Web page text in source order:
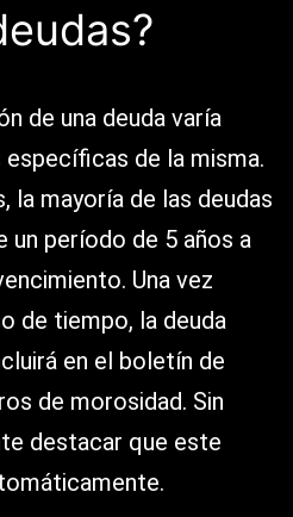
de una deuda varía
de la misma.
la mayoría de las deudas
un período de 5 años a
Una vez
de tiempo, la deuda
en el boletín de
de morosidad. Sin
destacar que este